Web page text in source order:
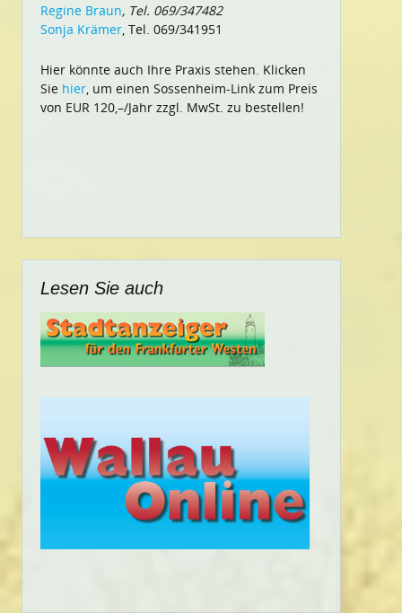
Regine Braun, Tel. 069/347482
Sonja Krämer, Tel. 069/341951
Hier könnte auch Ihre Praxis stehen. Klicken
Sie hier, um einen Sossenheim-Link zum Preis
von EUR 120,–/Jahr zzgl. MwSt. zu bestellen!
Lesen Sie auch